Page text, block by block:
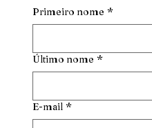
Primeiro nome *
Último nome *
E-mail *